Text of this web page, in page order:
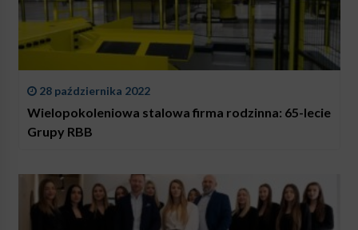
28 października 2022
Wielopokoleniowa stalowa firma rodzinna: 65-lecie
Grupy RBB